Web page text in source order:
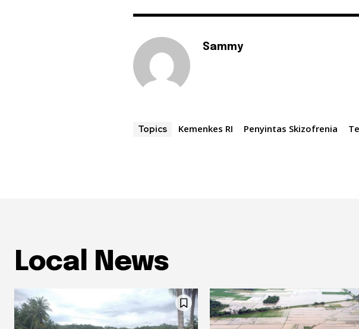
Sammy
Topics Kemenkes RI Penyintas Skizofrenia
Local News